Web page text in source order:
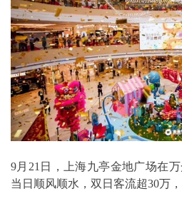
9月21日，上海九亭金地广场在
当日顺风顺水，双日客流超30万